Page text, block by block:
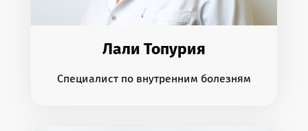
Лали Топурия
Специалист по внутренним болезням